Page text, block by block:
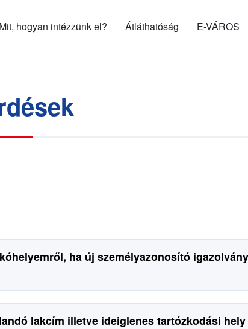
Mit, hogyan intézzünk el? Átláthatóság E-VÁROS
ha új személyazonosító igazolvány
lakcím illetve ideiglenes tartózkodási hely